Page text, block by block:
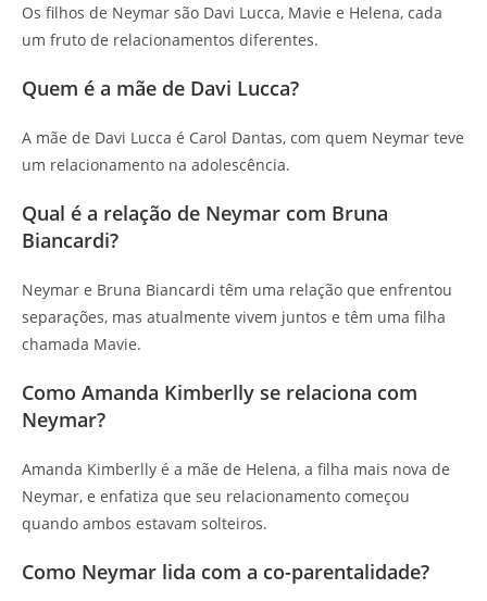
Os filhos de Neymar são Davi Lucca, Mavie e Helena, cada
um fruto de relacionamentos diferentes.
Quem é a mãe de Davi Lucca?
A mãe de Davi Lucca é Carol Dantas, com quem Neymar teve
um relacionamento na adolescência.
Qual é a relação de Neymar com Bruna
Biancardi?
Neymar e Bruna Biancardi têm uma relação que enfrentou
separações, mas atualmente vivem juntos e têm uma filha
chamada Mavie.
Como Amanda Kimberlly se relaciona com
Neymar?
Amanda Kimberlly é a mãe de Helena, a filha mais nova de
Neymar, e enfatiza que seu relacionamento começou
quando ambos estavam solteiros.
Como Neymar lida com a co-parentalidade?